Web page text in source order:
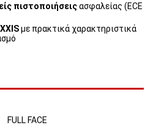
πιστοποιήσειςασφαλείας (ECE
με πρακτικά χαρακτηριστικά
FULL FACE